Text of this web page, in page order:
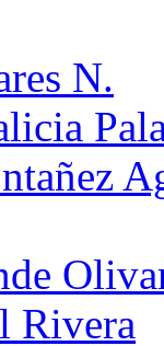
N.
Rivera